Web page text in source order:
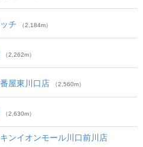
チ （2,184m）
（2,262m）
屋東川口店 （2,560m）
（2,630m）
ンイオンモール川口前川店